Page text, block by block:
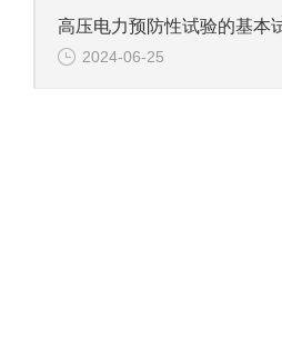
2024-06-25